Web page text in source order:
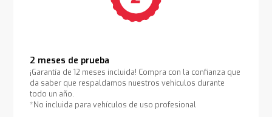
2 meses de prueba
¡Garantía de 12 meses incluida! Compra con la confianza que
da saber que respaldamos nuestros vehículos durante
todo un año.
*No incluida para vehículos de uso profesional